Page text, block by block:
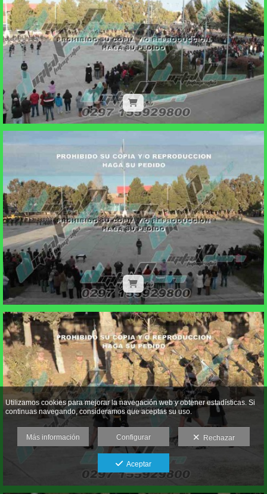
Utilizamos cookies para mejorar la navegación web y obtener estadísticas. Si
continuas navegando, consideramos que aceptas su uso.
Más información Configurar Rechazar
Aceptar